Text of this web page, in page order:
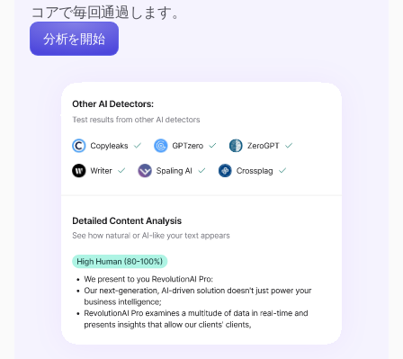
コアで毎回通過します。
分析を開始